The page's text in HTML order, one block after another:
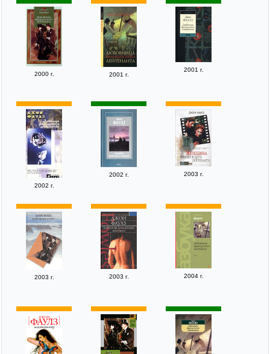
2000 г. 2001 г.
2001 г.
2002 г.
2002 г. 2003 г.
2003 г. 2003 г. 2004 г.